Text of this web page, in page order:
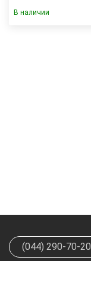
В наличии
(044) 290-70-20